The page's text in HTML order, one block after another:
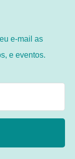
e-mail as
e eventos.